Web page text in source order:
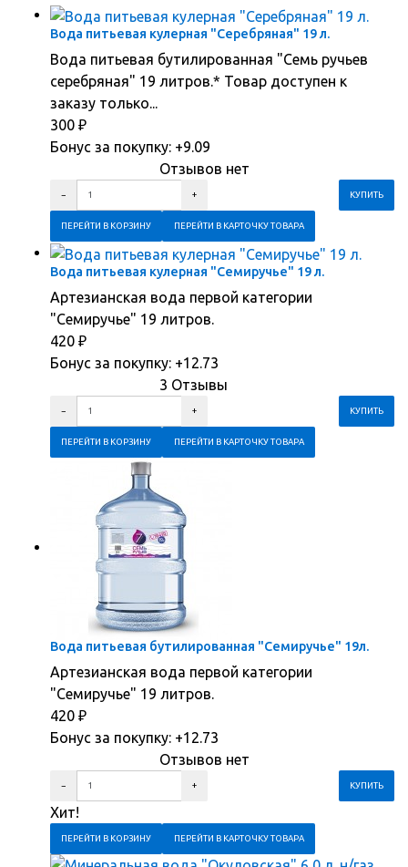
Вода питьевая кулерная "Серебряная" 19 л.
Вода питьевая бутилированная "Семь ручьев
серебряная" 19 литров.* Товар доступен к
заказу только...
300 ₽
Бонус за покупку: +9.09
Отзывов нет
ПЕРЕЙТИ В КОРЗИНУ ПЕРЕЙТИ В КАРТОЧКУ ТОВАРА
Вода питьевая кулерная "Семиручье" 19 л.
Артезианская вода первой категории
"Семиручье" 19 литров.
420 ₽
Бонус за покупку: +12.73
3 Отзывы
ПЕРЕЙТИ В КОРЗИНУ ПЕРЕЙТИ В КАРТОЧКУ ТОВАРА
Вода питьевая бутилированная "Семиручье" 19л.
Артезианская вода первой категории
"Семиручье" 19 литров.
420 ₽
Бонус за покупку: +12.73
Отзывов нет
Хит!
ПЕРЕЙТИ В КОРЗИНУ ПЕРЕЙТИ В КАРТОЧКУ ТОВАРА